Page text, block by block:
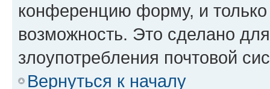
конференцию форму, и
возможность. Это сделано
злоупотребления почтовой
Вернуться к началу